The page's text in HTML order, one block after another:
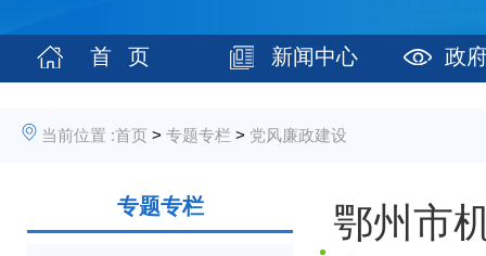
首 页 新闻中心 政
当前位置 :首页 > 专题专栏 > 党风廉政建设
专题专栏
鄂州市